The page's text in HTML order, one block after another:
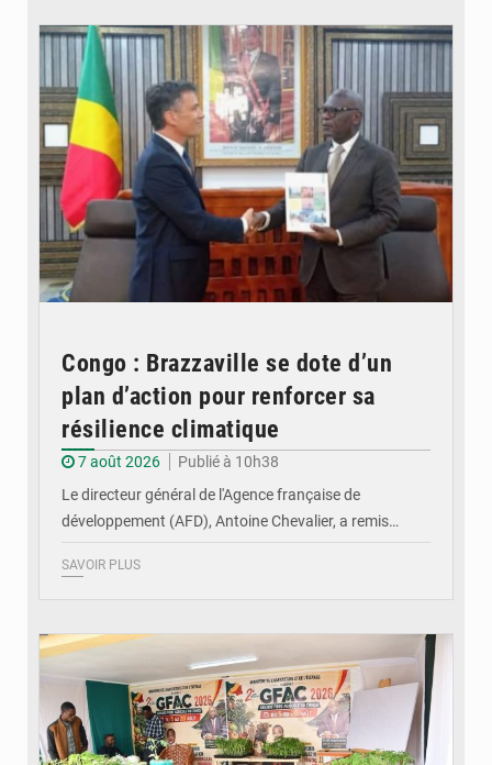
Congo : Brazzaville se dote d’un
plan d’action pour renforcer sa
résilience climatique
7 août 2026
Publié à 10h38
Le directeur général de l'Agence française de
développement (AFD), Antoine Chevalier, a remis…
SAVOIR PLUS